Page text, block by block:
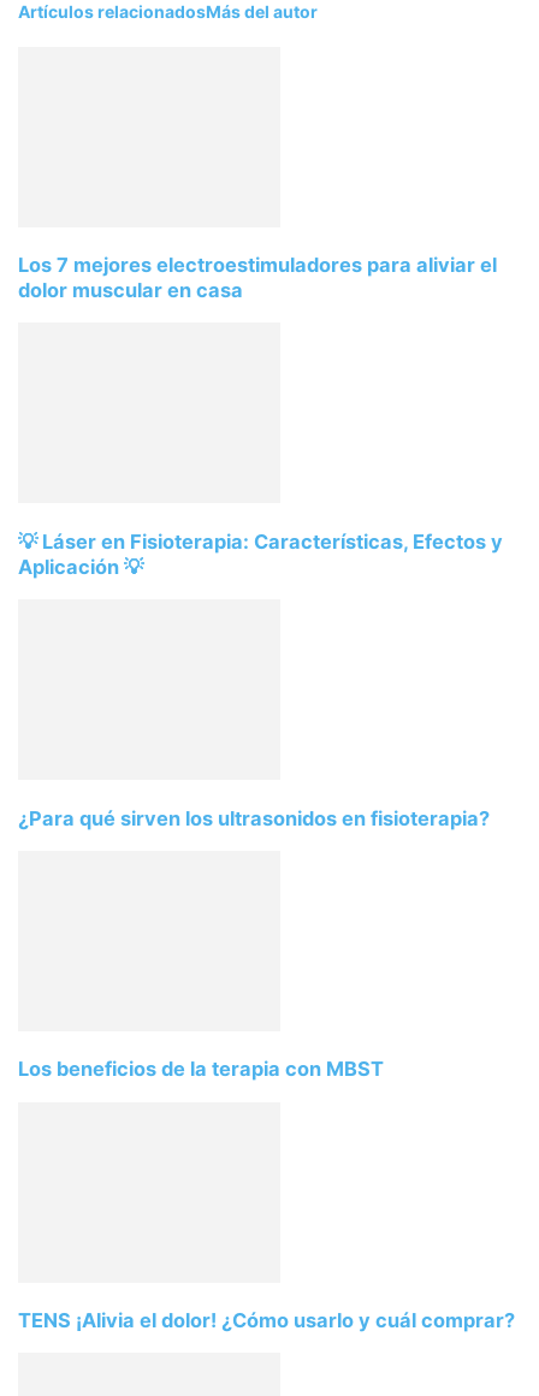
Artículos relacionadosMás del autor
Los 7 mejores electroestimuladores para aliviar el
dolor muscular en casa
💡 Láser en Fisioterapia: Características, Efectos y
Aplicación 💡
¿Para qué sirven los ultrasonidos en fisioterapia?
Los beneficios de la terapia con MBST
TENS ¡Alivia el dolor! ¿Cómo usarlo y cuál comprar?